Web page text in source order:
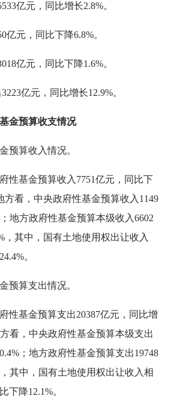
亿元， 同比增长2.8%。
亿元， 同比下降6.8%。
亿元， 同比下降1.6%。
3223亿元， 同比增长12.9%。
金预算收支情况
预算收入情况。
性基金预算收入7751亿元，同比下
方看，中央政府性基金预算收入1149
地方政府性基金预算本级收入6602
其中 ，国有土地使用权出让收入
。
预算支出情况。
性基金预算支出20387亿元，同比增
看，中央政府性基金预算本级支出
； 地方政府性基金预算支出19748
其中 ， 国有土地使用权出让收入相
下降12.1%。